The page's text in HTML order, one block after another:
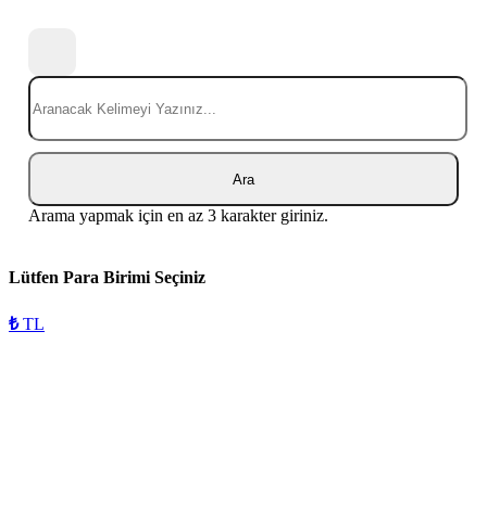
Ara
Arama yapmak için en az 3 karakter giriniz.
Lütfen Para Birimi Seçiniz
₺TL